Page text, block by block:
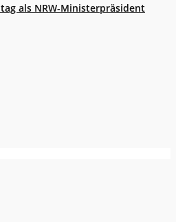
als NRW-Ministerpräsident